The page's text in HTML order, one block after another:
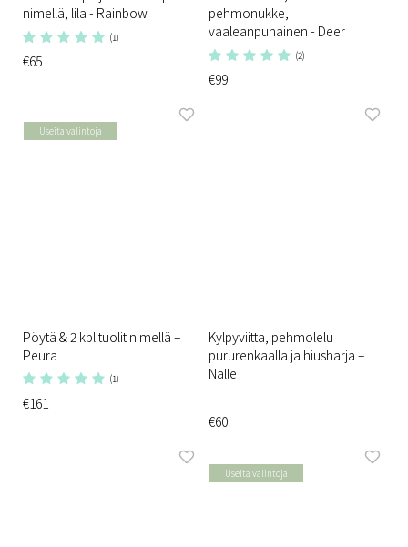
nimellä, lila - Rainbow
(1)
€65
pehmonukke,
vaaleanpunainen - Deer
(2)
€99
Useita valintoja
Pöytä & 2 kpl tuolit nimellä –
Peura
(1)
€161
Kylpyviitta, pehmolelu
pururenkaalla ja hiusharja –
Nalle
€60
Useita valintoja